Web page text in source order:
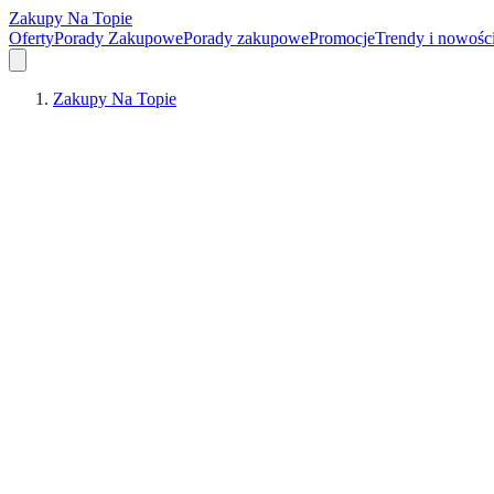
Zakupy Na Topie
OfertyPorady ZakupowePorady zakupowePromocjeTrendy i
Zakupy Na Topie